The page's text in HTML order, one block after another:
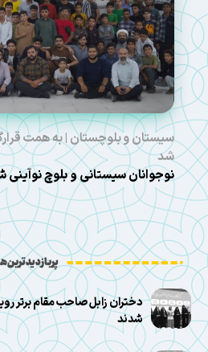
سیستان و بلوچستان | به همت
شد
نوجوانان سیستانی و بلوچ نوآینی
دختران زابل صاحب مقام برتر
شدند